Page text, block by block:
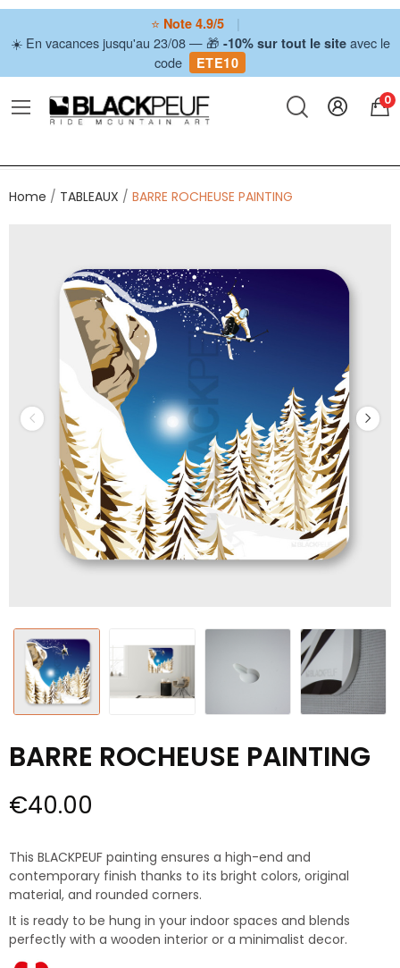
⭐ Note 4.9/5
|
☀️ En vacances jusqu'au 23/08 — 🎁 -10% sur tout le siteavec le
code
ETE10
0
Home TABLEAUX BARRE ROCHEUSE PAINTING
BARRE ROCHEUSE PAINTING
€40.00
This BLACKPEUF painting ensures a high-end and
contemporary finish thanks to its bright colors, original
material, and rounded corners.
It is ready to be hung in your indoor spaces and blends
perfectly with a wooden interior or a minimalist decor.